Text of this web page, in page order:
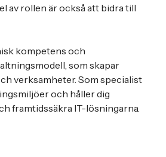
av rollen är också att bidra till
kompetens och
som skapar
verksamheter. Som specialist
och håller dig
framtidssäkra IT-lösningarna.